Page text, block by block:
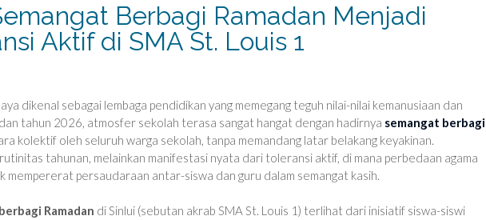
Berbagi Ramadan Menjadi
Aktif di SMA St. Louis 1
dikenal sebagai lembaga pendidikan yang memegang teguh nilai-nilai kemanusiaan dan
tahun 2026, atmosfer sekolah terasa sangat hangat dengan hadirnya semangat berbagi
kolektif oleh seluruh warga sekolah, tanpa memandang latar belakang keyakinan.
tahunan, melainkan manifestasi nyata dari toleransi aktif, di mana perbedaan agama
mempererat persaudaraan antar-siswa dan guru dalam semangat kasih.
Ramadan di Sinlui (sebutan akrab SMA St. Louis 1) terlihat dari inisiatif siswa-siswi